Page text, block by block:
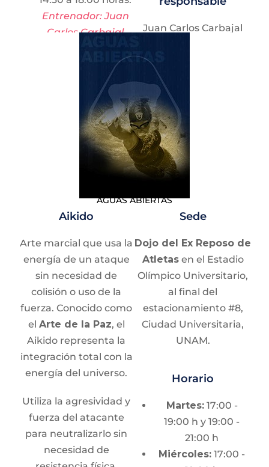
Entrenador: Juan
Carlos Carbajal
11:00 a
13:00 horas con
Julio César Fuentes
Ramírez.
Sábado:8:00 a
11:00 horas con
Juan Carlos
Juan Carlos Carbajal
AGUAS ABIERTAS
Aikido
Arte marcial que usa la
energía de un ataque
sin necesidad de
colisión o uso de la
fuerza. Conocido como
el Arte de la Paz, el
Aikido representa la
integración total con la
energía del universo.
Utiliza la agresividad y
fuerza del atacante
para neutralizarlo sin
necesidad de
Sede
Dojo del Ex Reposo de
Atletasen el Estadio
Olímpico Universitario,
al final del
estacionamiento #8,
Ciudad Universitaria,
UNAM.
Horario
Martes:17:00 -
19:00 h y 19:00 -
21:00 h
Miércoles: 17:00 -